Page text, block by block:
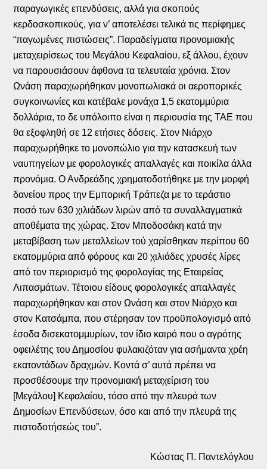
παραγωγικές επενδύσεις, αλλά για σκοπούς
κερδοσκοπικούς, για ν’ αποτελέσει τελικά τις περίφημες
“παγωμένες πιστώσεις”. Παραδείγματα προνομιακής
μεταχειρίσεως του Μεγάλου Κεφαλαίου, εξ άλλου, έχουν
να παρουσιάσουν άφθονα τα τελευταία χρόνια. Στον
Ωνάση παραχωρήθηκαν μονοπωλιακά οι αεροπορικές
συγκοινωνίες και κατέβαλε μονάχα 1,5 εκατομμύρια
δολλάρια, το δε υπόλοιπο είναι η περιουσία της ΤΑΕ που
θα εξοφληθή σε 12 ετήσιες δόσεις. Στον Νιάρχο
παραχωρήθηκε το μονοπώλιο για την κατασκευή των
ναυπηγείων με φορολογικές απαλλαγές και ποικίλα άλλα
προνόμια. Ο Ανδρεάδης χρηματοδοτήθηκε με την μορφή
δανείου προς την Εμπορική Τράπεζα με το τεράστιο
ποσό των 630 χιλιάδων λιρών από τα συναλλαγματικά
αποθέματα της χώρας. Στον Μποδοσάκη κατά την
μεταβίβαση των μεταλλείων τού χαρίσθηκαν περίπου 60
εκατομμύρια από φόρους και 20 χιλιάδες χρυσές λίρες
από τον περιορισμό της φορολογίας της Εταιρείας
Λιπασμάτων. Τέτοιου είδους φορολογικές απαλλαγές
παραχωρήθηκαν και στον Ωνάση και στον Νιάρχο και
στον Κατσάμπα, που στέρησαν τον προϋπολογισμό από
έσοδα δισεκατομμυρίων, τον ίδιο καιρό που ο αγρότης
οφειλέτης του Δημοσίου φυλακιζόταν για ασήμαντα χρέη
εκατοντάδων δραχμών. Κοντά σ’ αυτά πρέπει να
προσθέσουμε την προνομιακή μεταχείριση του
[Μεγάλου] Κεφαλαίου, τόσο από την πλευρά των
Δημοσίων Επενδύσεων, όσο και από την πλευρά της
πιστοδοτήσεώς του”.
Κώστας Π. Παντελόγλου